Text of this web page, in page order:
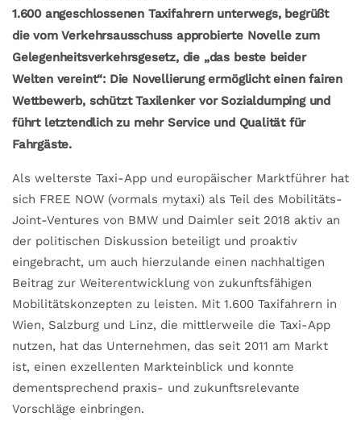
1.600 angeschlossenen Taxifahrern unterwegs, begrüßt
die vom Verkehrsausschuss approbierte Novelle zum
Gelegenheitsverkehrsgesetz, die „das beste beider
Welten vereint“: Die Novellierung ermöglicht einen fairen
Wettbewerb, schützt Taxilenker vor Sozialdumping und
führt letztendlich zu mehr Service und Qualität für
Fahrgäste.
Als welterste Taxi-App und europäischer Marktführer hat
sich FREE NOW (vormals mytaxi) als Teil des Mobilitäts-
Joint-Ventures von BMW und Daimler seit 2018 aktiv an
der politischen Diskussion beteiligt und proaktiv
eingebracht, um auch hierzulande einen nachhaltigen
Beitrag zur Weiterentwicklung von zukunftsfähigen
Mobilitätskonzepten zu leisten. Mit 1.600 Taxifahrern in
Wien, Salzburg und Linz, die mittlerweile die Taxi-App
nutzen, hat das Unternehmen, das seit 2011 am Markt
ist, einen exzellenten Markteinblick und konnte
dementsprechend praxis- und zukunftsrelevante
Vorschläge einbringen.